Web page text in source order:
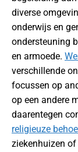
diverse
onderwijs en
ondersteuning
en armoede.
verschillende
focussen op
op een andere
daarentegen
religieuze
ziekenhuizen